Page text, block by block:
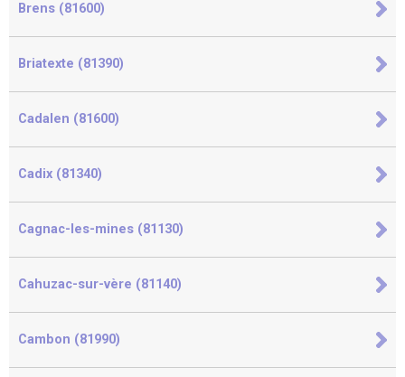
Brens (81600)
Briatexte (81390)
Cadalen (81600)
Cadix (81340)
Cagnac-les-mines (81130)
Cahuzac-sur-vère (81140)
Cambon (81990)